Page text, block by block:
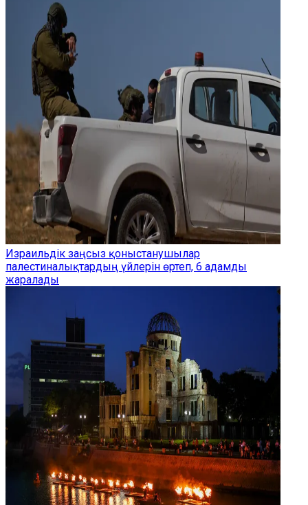
Израильдік заңсыз қоныстанушылар
палестиналықтардың үйлерін өртеп, 6 адамды
жаралады